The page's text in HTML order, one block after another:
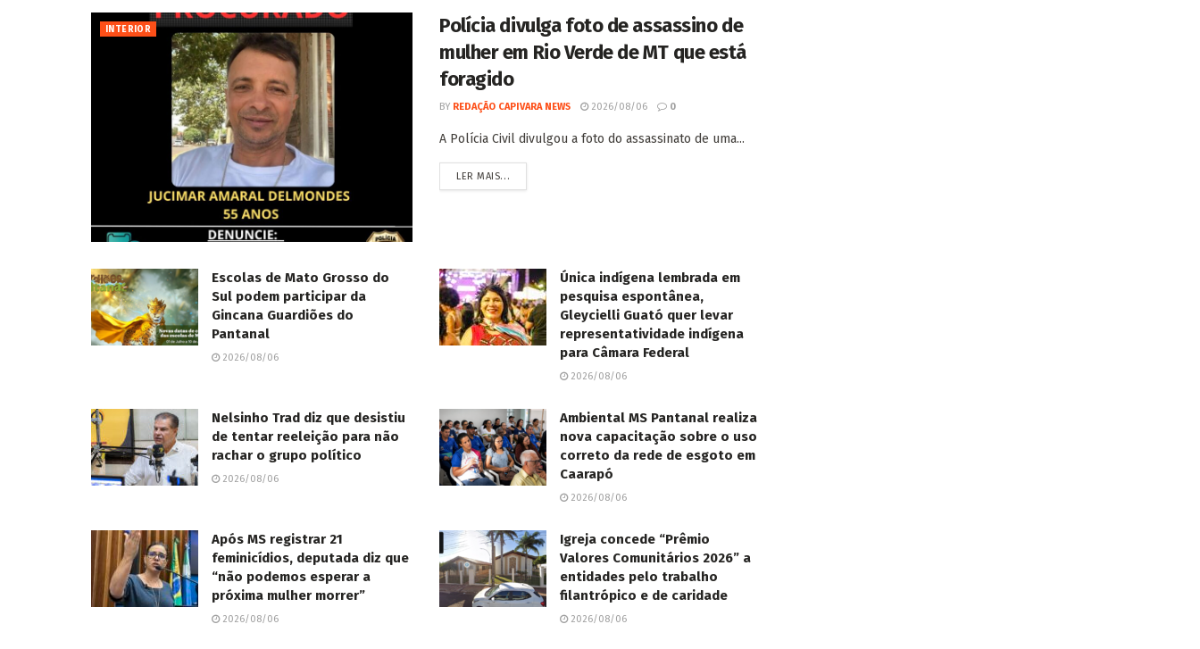
INTERIOR
Polícia divulga foto de assassino de
mulher em Rio Verde de MT que está
foragido
BY REDAÇÃO CAPIVARA NEWS 2026/08/06 0
A Polícia Civil divulgou a foto do assassinato de uma...
LER MAIS...
Escolas de Mato Grosso do
Sul podem participar da
Gincana Guardiões do
Pantanal
2026/08/06
Única indígena lembrada em
pesquisa espontânea,
Gleycielli Guató quer levar
representatividade indígena
para Câmara Federal
2026/08/06
Nelsinho Trad diz que desistiu
de tentar reeleição para não
rachar o grupo político
2026/08/06
Ambiental MS Pantanal realiza
nova capacitação sobre o uso
correto da rede de esgoto em
Caarapó
2026/08/06
Após MS registrar 21
feminicídios, deputada diz que
“não podemos esperar a
próxima mulher morrer”
2026/08/06
Igreja concede “Prêmio
Valores Comunitários 2026” a
entidades pelo trabalho
filantrópico e de caridade
2026/08/06